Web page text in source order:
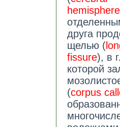
друга
щелью (
fissure), в
которой
(corpus